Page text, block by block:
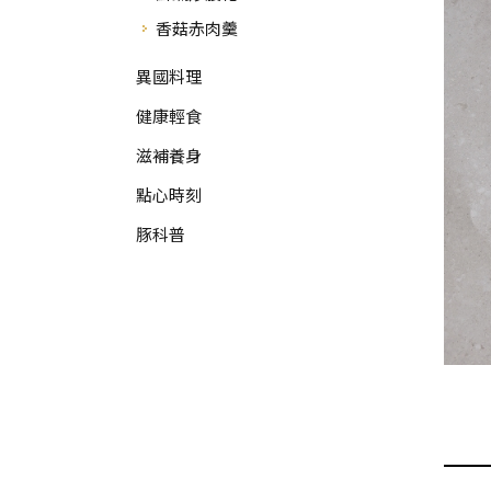
香菇赤肉羹
異國料理
健康輕食
滋補養身
點心時刻
豚科普